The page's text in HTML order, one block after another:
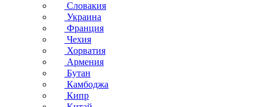
Словакия
Украина
Франция
Чехия
Хорватия
Армения
Бутан
Камбоджа
Кипр